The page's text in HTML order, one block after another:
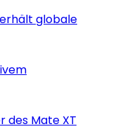
erhält globale
des Mate XT